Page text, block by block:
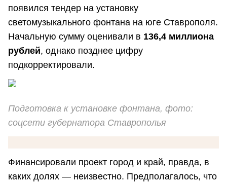
появился тендер на установку
светомузыкального фонтана на юге Ставрополя.
Начальную сумму оценивали в 136,4 миллиона
рублей, однако позднее цифру
подкорректировали.
Подготовка к установке фонтана, фото:
соцсети губернатора Ставрополья
Финансировали проект город и край, правда, в
каких долях — неизвестно. Предполагалось, что